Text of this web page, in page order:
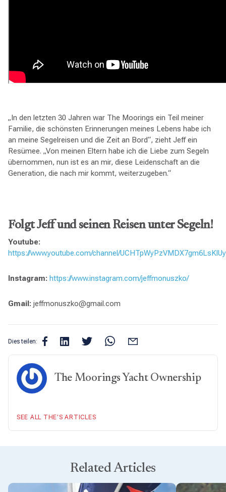
„In den letzten 30 Jahren war The Moorings ein Teil meiner
Familie, die schönsten Erinnerungen meines Lebens habe ich
an meine Segelreisen und die Zeit an Bord“, zieht Jeff ein
Resümee. „Von meinen Eltern habe ich die Liebe zum Segeln
übernommen, nun ist es an mir, diese Leidenschaft an die
Generation, die nach mir kommt, weiterzugeben.“
Folgt Jeff und seinen Reisen unter Segeln!
Youtube:
https://www.youtube.com/channel/
Instagram: https://www.instagram.com/jeffmonuszko/
Gmail: jeffmonuszko@gmail.com
Dies teilen:
The Moorings Yacht Ownership
SEE ALL THE’S ARTICLES
Related Articles